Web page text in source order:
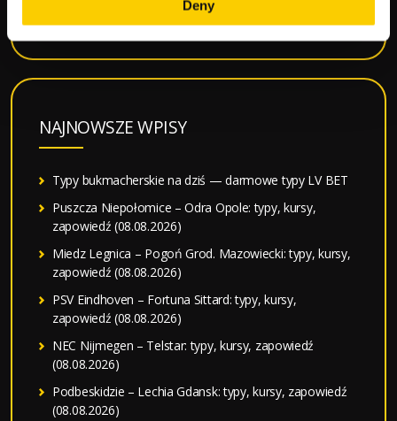
Deny
NAJNOWSZE WPISY
Typy bukmacherskie na dziś — darmowe typy LV BET
Puszcza Niepołomice – Odra Opole: typy, kursy,
zapowiedź (08.08.2026)
Miedz Legnica – Pogoń Grod. Mazowiecki: typy, kursy,
zapowiedź (08.08.2026)
PSV Eindhoven – Fortuna Sittard: typy, kursy,
zapowiedź (08.08.2026)
NEC Nijmegen – Telstar: typy, kursy, zapowiedź
(08.08.2026)
Podbeskidzie – Lechia Gdansk: typy, kursy, zapowiedź
(08.08.2026)